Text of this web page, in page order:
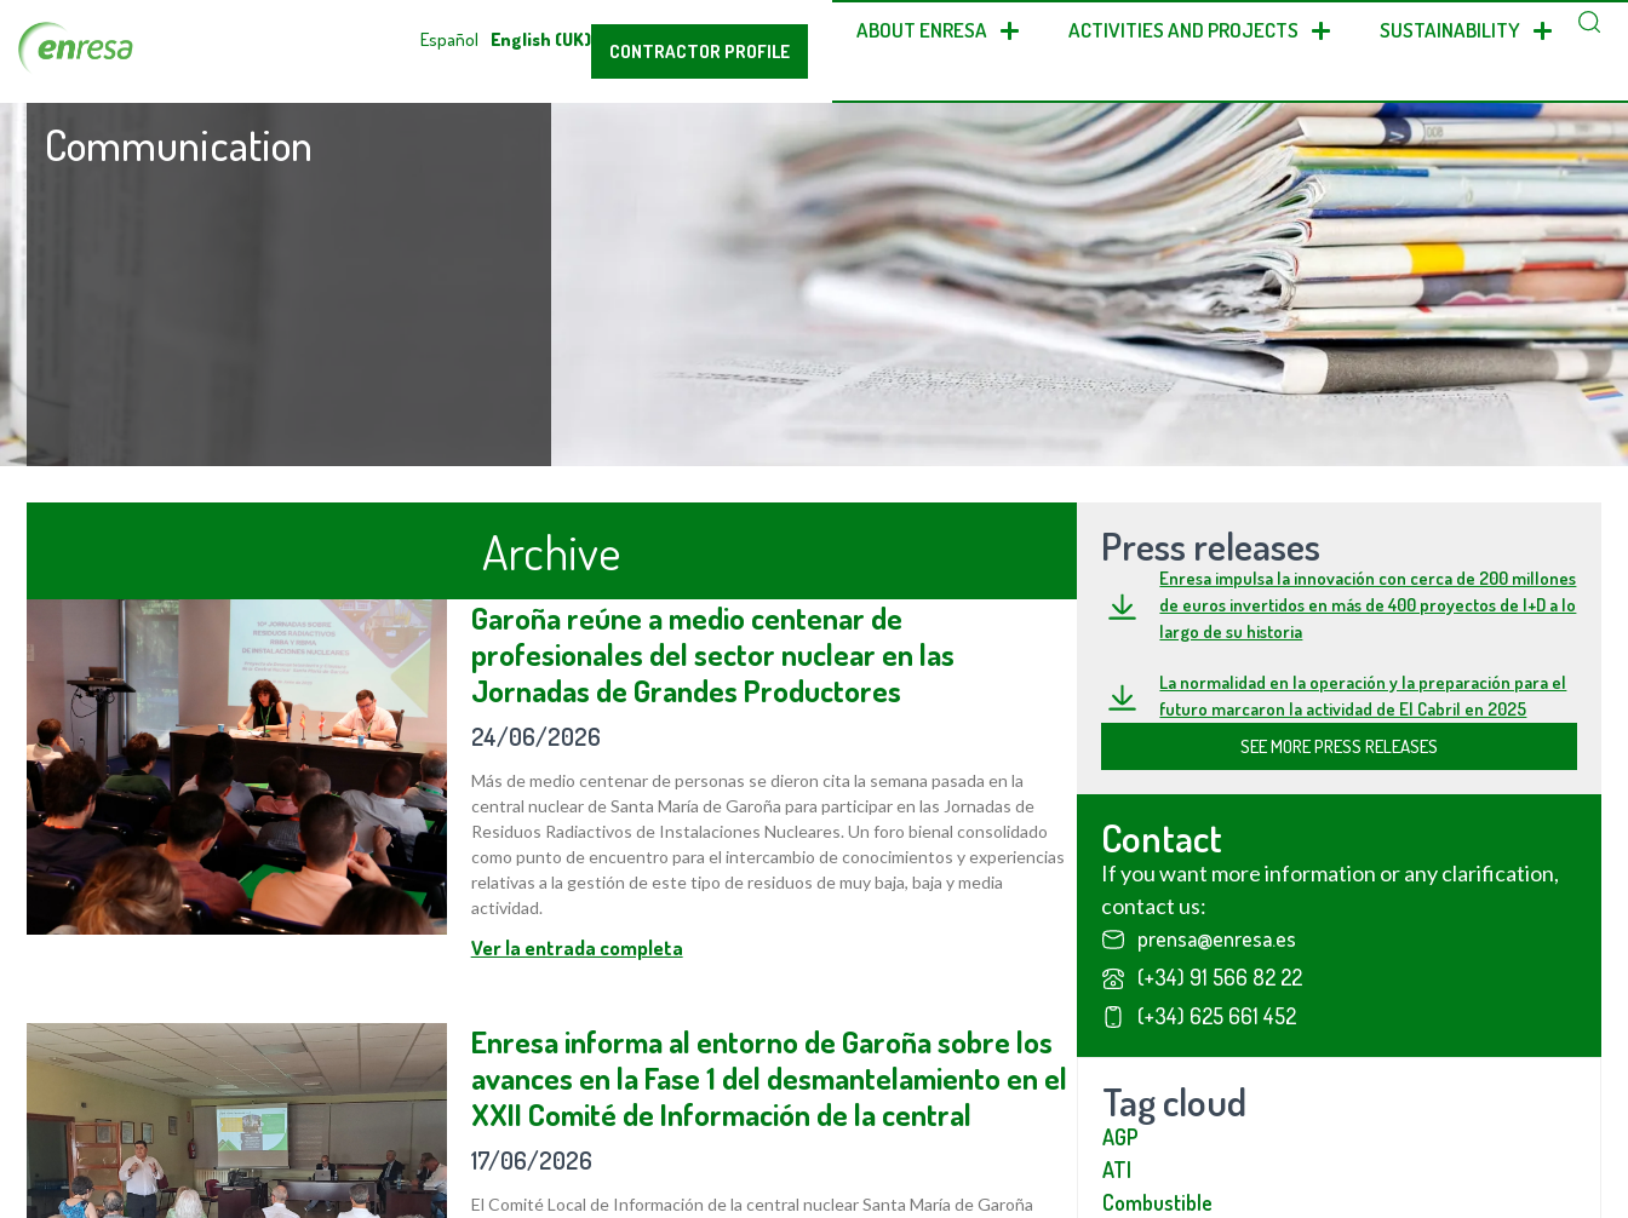
CONTRACTOR PROFILE
Español English (UK) ABOUT ENRESA ACTIVITIES AND PROJECTS SUSTAINABILITY
Communication
Archive
Garoña reúne a medio centenar de
profesionales del sector nuclear en las
Jornadas de Grandes Productores
24/06/2026
Más de medio centenar de personas se dieron cita la semana pasada en la
central nuclear de Santa María de Garoña para participar en las Jornadas de
Residuos Radiactivos de Instalaciones Nucleares. Un foro bienal consolidado
como punto de encuentro para el intercambio de conocimientos y experiencias
relativas a la gestión de este tipo de residuos de muy baja, baja y media
actividad.
Ver la entrada completa
Enresa informa al entorno de Garoña sobre los
avances en la Fase 1 del desmantelamiento en el
XXII Comité de Información de la central
17/06/2026
El Comité Local de Información de la central nuclear Santa María de Garoña
Press releases
Enresa impulsa la innovación con cerca de 200 millones
de euros invertidos en más de 400 proyectos de I+D a lo
largo de su historia
La normalidad en la operación y la preparación para el
futuro marcaron la actividad de El Cabril en 2025
SEE MORE PRESS RELEASES
Contact
If you want more information or any clarification,
contact us:
prensa@enresa.es
(+34) 91 566 82 22
(+34) 625 661 452
Tag cloud
AGP
ATI
Combustible